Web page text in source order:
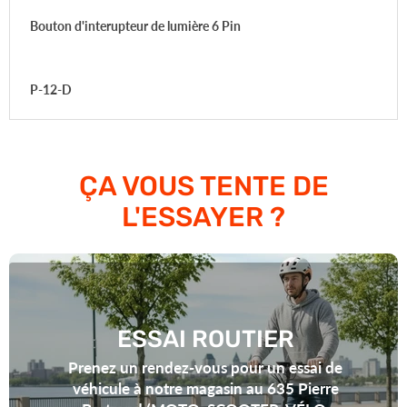
Bouton d'interupteur de lumière 6 Pin
P-12-D
ÇA VOUS TENTE DE
L'ESSAYER ?
ESSAI ROUTIER
Prenez un rendez-vous pour un essai de
véhicule à notre magasin au 635 Pierre